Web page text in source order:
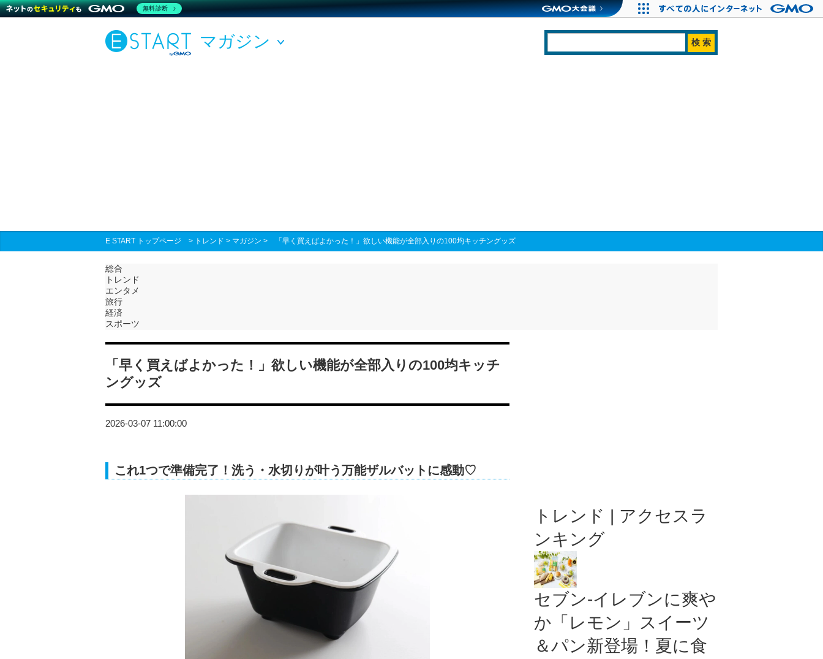
マガジン
E START トップページ > トレンド > マガジン > 「早く買えばよかった！」欲しい機能が全部入りの100均キッチングッズ
総合
トレンド
エンタメ
旅行
経済
スポーツ
「早く買えばよかった！」欲しい機能が全部入りの100均キッチ
ングッズ
2026-03-07 11:00:00
これ1つで準備完了！洗う・水切りが叶う万能ザルバットに感動♡
トレンド | アクセスラ
ンキング
セブン‐イレブンに爽や
か「レモン」スイーツ
＆パン新登場！夏に食
無料診断